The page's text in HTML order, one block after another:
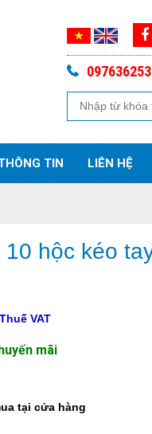
TIN LIÊN HỆ
hộc kéo
VAT
mãi
tại cửa hàng